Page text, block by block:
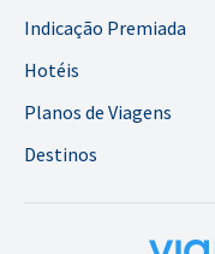
Indicação Premiada
Hotéis
Planos de Viagens
Destinos